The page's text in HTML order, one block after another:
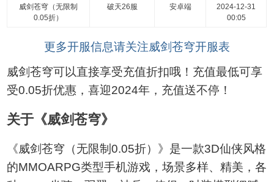
威剑苍穹（无限制
0.05折）
破天26服 安卓端
2024-12-31
00:05
更多开服信息请关注威剑苍穹开服表
威剑苍穹可以直接享受充值折扣哦！充值最低可享
受0.05折优惠，喜迎2024年，充值送不停！
关于《威剑苍穹》
《威剑苍穹（无限制0.05折）》是一款3D仙侠风格
的MMOARPG类型手机游戏，场景多样、精美，各